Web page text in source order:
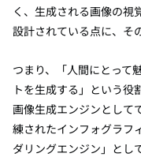
く、生成される画像の視
設計されている点に、そ
つまり、「人間にとって
トを生成する」という役
画像生成エンジンとして
練されたインフォグラフ
ダリングエンジン」とし